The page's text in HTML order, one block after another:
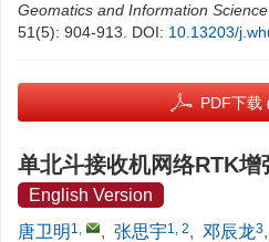
Geomatics and Information
51(5): 904-913. DOI: 10.13203/
PDF下载
单北斗接收机网络RTK
English Version
唐卫明 1, , 张思宇1, 2, 邓辰龙3,